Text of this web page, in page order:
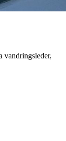
vandringsleder,